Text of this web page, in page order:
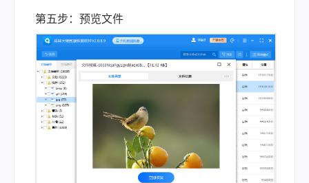
第五步：预览文件